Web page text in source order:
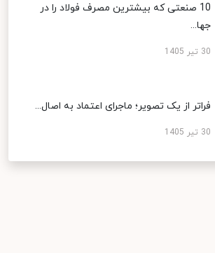
10 صنعتی که بیشترین مصرف فولاد را در
جها...
30 تیر 1405
فراتر از یک تصویر؛ ماجرای اعتماد به اصال...
30 تیر 1405